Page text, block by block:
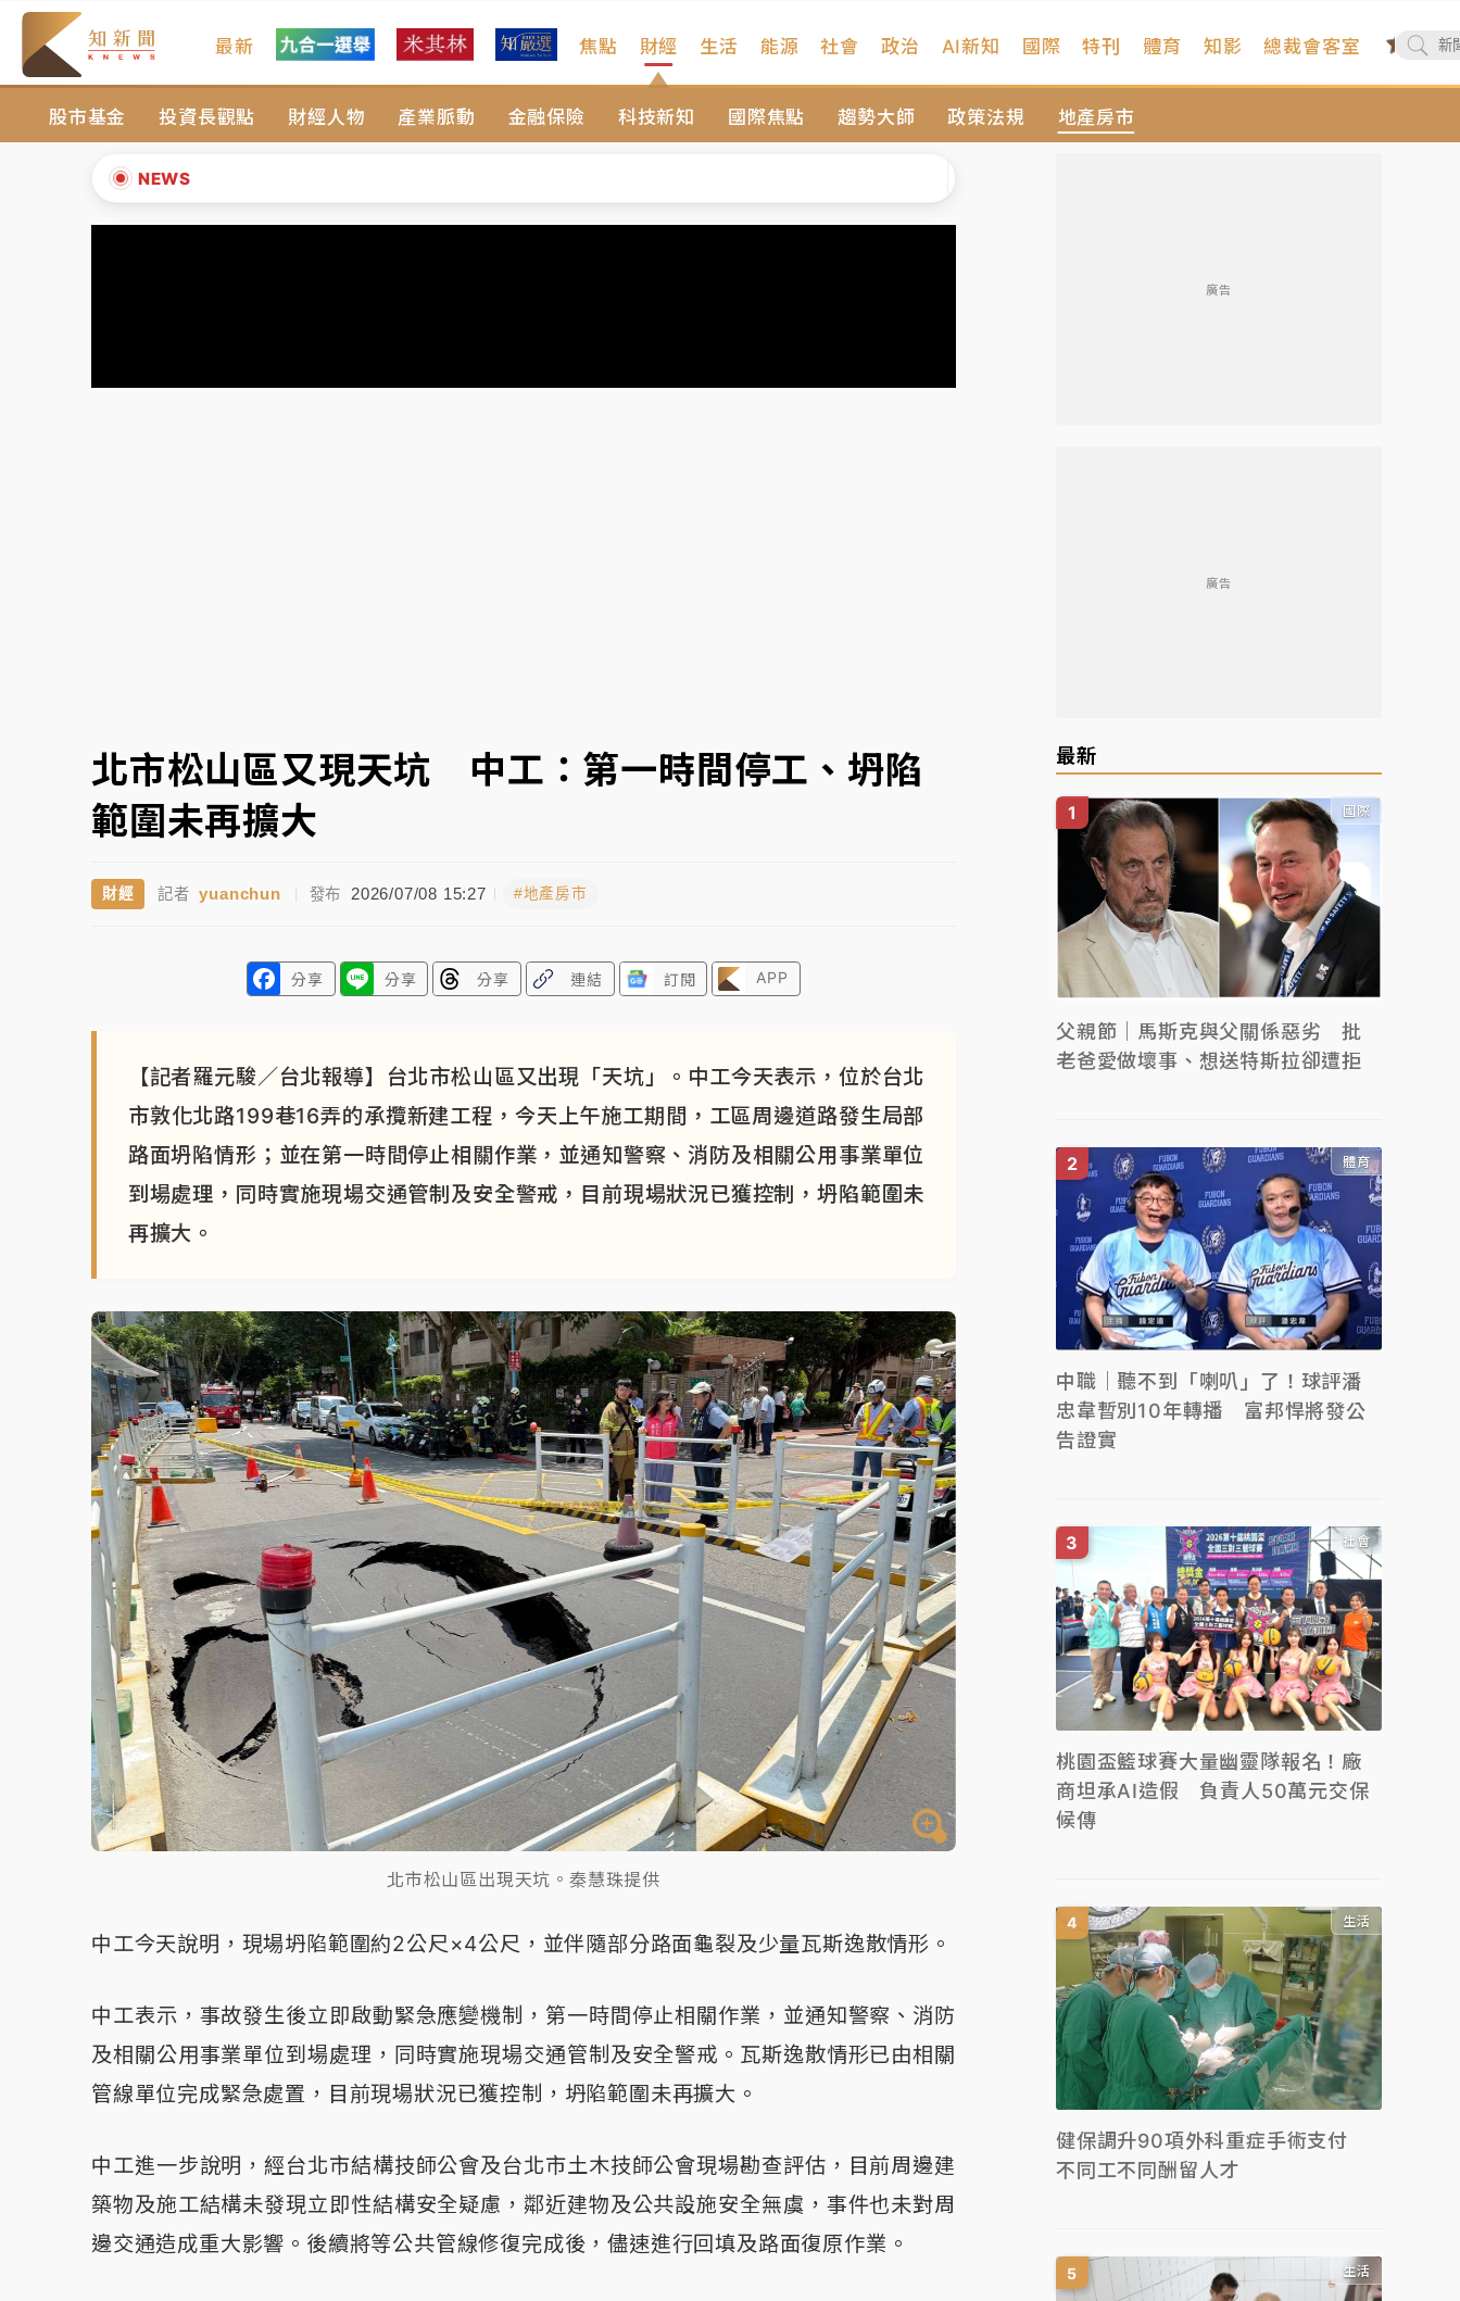
最新 焦點 財經
股市基金 投資長觀點 財經人物 產業脈動 金融保險 科技新知 國際焦點 趨勢大師 政策法規 地產房市
生活 能源 社會 政治 AI新知 國際 特刊 體育 知影 總裁會客室
NEWS
白海豚逼近！新北高灘地停車場下午4時強制拖吊 中午開放水門周邊紅黃線停車
中颱白海豚環流掠北海！今明防劇烈降雨 東部高溫飆38度
周末精選｜ 慈濟遭詐10億完整始末曝！律師掮客大玩兩面手法 郭台銘、蔡英文成關鍵
北市松山區又現天坑 中工：第一時間停工、坍陷
範圍未再擴大
財經 記者 yuanchun 發布 2026/07/08 15:27 #地產房市
分享 分享 分享 連結 訂閱 APP
【記者羅元駿／台北報導】台北市松山區又出現「天坑」。中工今天表示，位於台北
市敦化北路199巷16弄的承攬新建工程，今天上午施工期間，工區周邊道路發生局部
路面坍陷情形；並在第一時間停止相關作業，並通知警察、消防及相關公用事業單位
到場處理，同時實施現場交通管制及安全警戒，目前現場狀況已獲控制，坍陷範圍未
再擴大。
北市松山區出現天坑。秦慧珠提供
中工今天說明，現場坍陷範圍約2公尺×4公尺，並伴隨部分路面龜裂及少量瓦斯逸散情形。
中工表示，事故發生後立即啟動緊急應變機制，第一時間停止相關作業，並通知警察、消防
及相關公用事業單位到場處理，同時實施現場交通管制及安全警戒。瓦斯逸散情形已由相關
管線單位完成緊急處置，目前現場狀況已獲控制，坍陷範圍未再擴大。
中工進一步說明，經台北市結構技師公會及台北市土木技師公會現場勘查評估，目前周邊建
築物及施工結構未發現立即性結構安全疑慮，鄰近建物及公共設施安全無虞，事件也未對周
邊交通造成重大影響。後續將等公共管線修復完成後，儘速進行回填及路面復原作業。
廣告
廣告
最新
國際
父親節｜馬斯克與父關係惡劣 批
老爸愛做壞事、想送特斯拉卻遭拒
體育
中職｜聽不到「喇叭」了！球評潘
忠韋暫別10年轉播 富邦悍將發公
告證實
社會
桃園盃籃球賽大量幽靈隊報名！廠
商坦承AI造假 負責人50萬元交保
候傳
生活
健保調升90項外科重症手術支付
不同工不同酬留人才
生活